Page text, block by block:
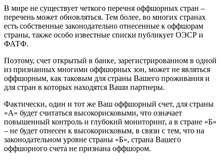
В мире не существует четкого перечня оффшорных стран –
перечень может обновляться. Тем более, во многих странах
есть собственные законодательно отнесенные к оффшорам
страны, также особо известные списки публикует ОЭСР и
ФАТФ.
Поэтому, счет открытый в банке, зарегистрированном в одной
из признанных многими оффшорных зон, может не являться
оффшорным, как таковым для страны Вашего проживания и
для стран в которых находятся Ваши партнеры.
Фактически, один и тот же Ваш оффшорный счет, для страны
«А» будет считаться высокорисковыми, что означает
повышенный контроль и глубокий мониторинг, а в стране «Б»
– не будет отнесен к высокорисковым, в связи с тем, что на
законодательном уровне страны «Б», страна Вашего
оффшорного счета не признана оффшором.